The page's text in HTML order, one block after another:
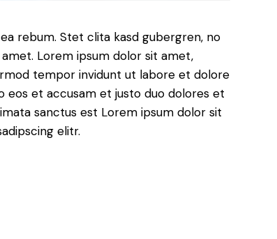
rebum. Stet clita kasd gubergren, no
Lorem ipsum dolor sit amet,
tempor invidunt ut labore et dolore
eos et accusam et justo duo dolores et
sanctus est Lorem ipsum dolor sit
elitr.